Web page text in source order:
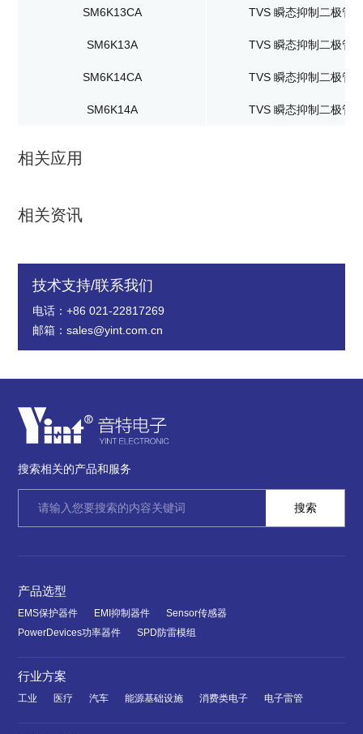
SM6K13CA TVS 瞬态抑制二极管
SM6K13A TVS 瞬态抑制二极管
SM6K14CA TVS 瞬态抑制二极管
SM6K14A TVS 瞬态抑制二极管
相关应用
相关资讯
技术支持/联系我们
电话：+86 021-22817269
邮箱：sales@yint.com.cn
搜索相关的产品和服务
产品选型
EMS保护器件 EMI抑制器件
Sensor传感器
PowerDevices功率器件
SPD防雷模组
行业方案
工业 医疗 汽车 能源基础设施 消费类电子 电子雷管